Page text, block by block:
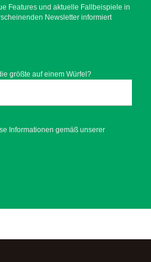
Features und aktuelle Fallbeispiele in
Newsletter informiert
größte auf einem Würfel?
Informationen gemäß unserer